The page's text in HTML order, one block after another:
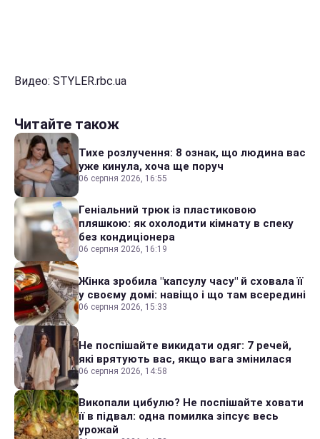
Видео: STYLER.rbc.ua
Читайте також
Тихе розлучення: 8 ознак, що людина вас
уже кинула, хоча ще поруч
06 серпня 2026, 16:55
Геніальний трюк із пластиковою
пляшкою: як охолодити кімнату в спеку
без кондиціонера
06 серпня 2026, 16:19
Жінка зробила "капсулу часу" й сховала її
у своєму домі: навіщо і що там всередині
06 серпня 2026, 15:33
Не поспішайте викидати одяг: 7 речей,
які врятують вас, якщо вага змінилася
06 серпня 2026, 14:58
Викопали цибулю? Не поспішайте ховати
її в підвал: одна помилка зіпсує весь
урожай